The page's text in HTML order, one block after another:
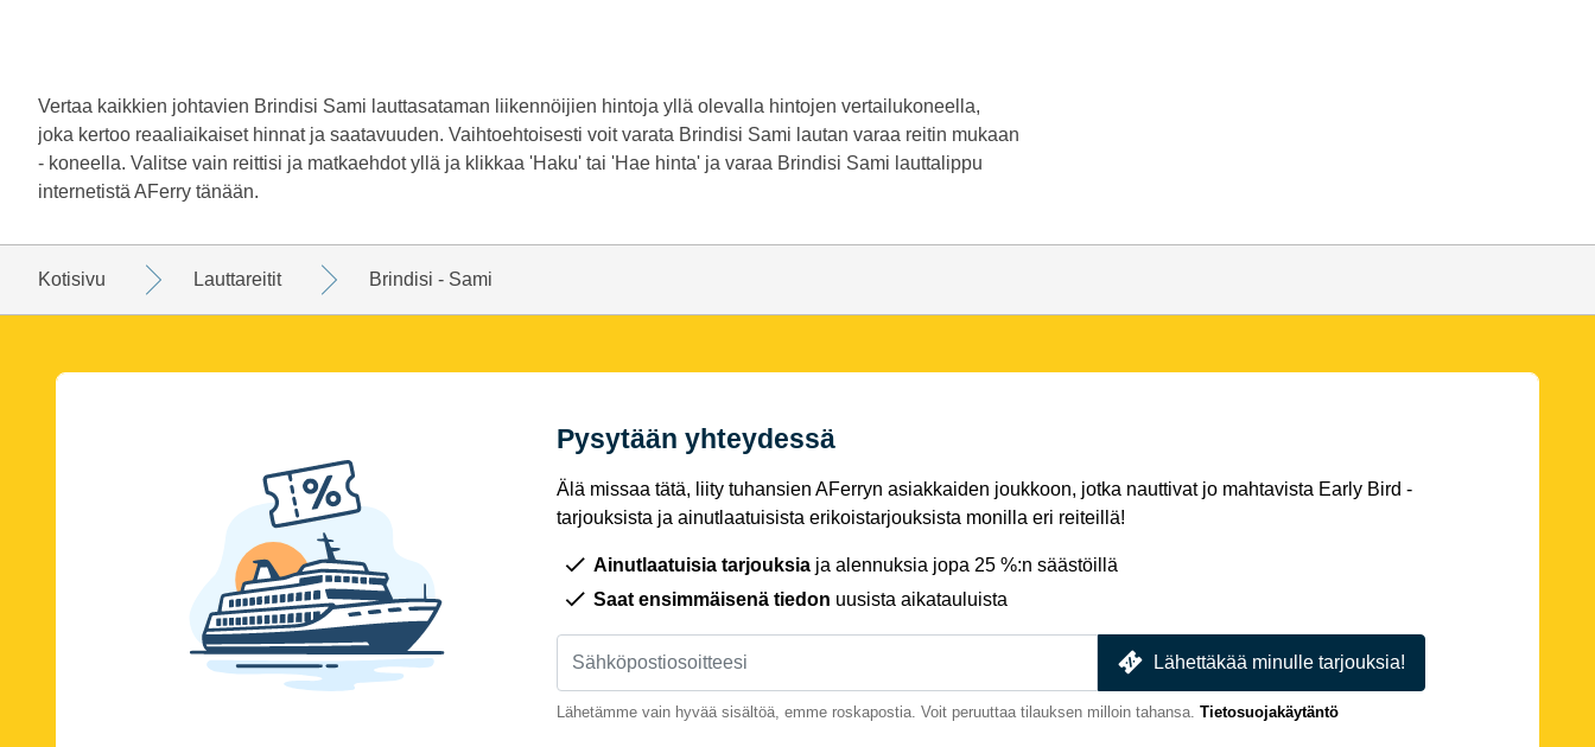
Vertaa kaikkien johtavien Brindisi Sami lauttasataman liikennöijien hintoja yllä olevalla hintojen vertailukoneella,
joka kertoo reaaliaikaiset hinnat ja saatavuuden. Vaihtoehtoisesti voit varata Brindisi Sami lautan varaa reitin mukaan
- koneella. Valitse vain reittisi ja matkaehdot yllä ja klikkaa 'Haku' tai 'Hae hinta' ja varaa Brindisi Sami lauttalippu
internetistä AFerry tänään.
Kotisivu Lauttareitit Brindisi - Sami
Pysytään yhteydessä
Älä missaa tätä, liity tuhansien AFerryn asiakkaiden joukkoon, jotka nauttivat jo mahtavista Early Bird -
tarjouksista ja ainutlaatuisista erikoistarjouksista monilla eri reiteillä!
Ainutlaatuisia tarjouksia ja alennuksia jopa 25 %:n säästöillä
Saat ensimmäisenä tiedon uusista aikatauluista
Lähettäkää minulle tarjouksia!
Lähetämme vain hyvää sisältöä, emme roskapostia. Voit peruuttaa tilauksen milloin tahansa. Tietosuojakäytäntö